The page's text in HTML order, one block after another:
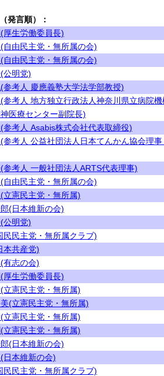
発言順）：
厚生労働委員長)
(自由民主党・無所属の会)
自由民主党・無所属の会)
公明党)
参考人 慶應義塾大学法学部教授)
参考人 地方独立行政法人神奈川県立病院
医療センター副院長)
参考人 Asabis株式会社代表取締役)
参考人 公益社団法人日本てんかん協会理
参考人 一般社団法人ARTS代表理事)
自由民主党・無所属の会)
立憲民主党・無所属)
(日本維新の会)
公明党)
民民主党・無所属クラブ)
本共産党)
有志の会)
厚生労働委員長)
立憲民主党・無所属)
(立憲民主党・無所属)
立憲民主党・無所属)
立憲民主党・無所属)
(日本維新の会)
日本維新の会)
民民主党・無所属クラブ)